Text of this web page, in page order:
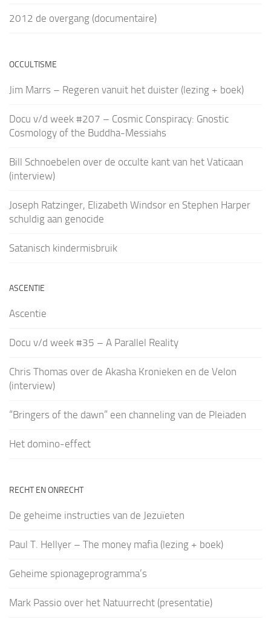
2012 de overgang (documentaire)
OCCULTISME
Jim Marrs – Regeren vanuit het duister (lezing + boek)
Docu v/d week #207 – Cosmic Conspiracy: Gnostic
Cosmology of the Buddha-Messiahs
Bill Schnoebelen over de occulte kant van het Vaticaan
(interview)
Joseph Ratzinger, Elizabeth Windsor en Stephen Harper
schuldig aan genocide
Satanisch kindermisbruik
ASCENTIE
Ascentie
Docu v/d week #35 – A Parallel Reality
Chris Thomas over de Akasha Kronieken en de Velon
(interview)
“Bringers of the dawn” een channeling van de Pleiaden
Het domino-effect
RECHT EN ONRECHT
De geheime instructies van de Jezuïeten
Paul T. Hellyer – The money mafia (lezing + boek)
Geheime spionageprogramma’s
Mark Passio over het Natuurrecht (presentatie)